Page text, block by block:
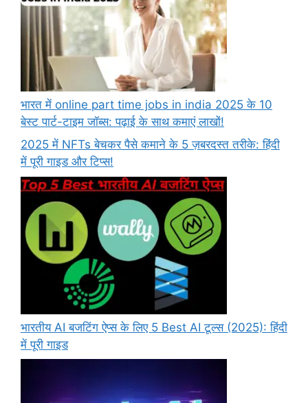
भारत में online part time jobs in india 2025 के 10
बेस्ट पार्ट-टाइम जॉब्स: पढ़ाई के साथ कमाएं लाखों!
2025 में NFTs बेचकर पैसे कमाने के 5 ज़बरदस्त तरीके: हिंदी
में पूरी गाइड और टिप्स!
भारतीय AI बजटिंग ऐप्स के लिए 5 Best AI टूल्स (2025): हिंदी
में पूरी गाइड